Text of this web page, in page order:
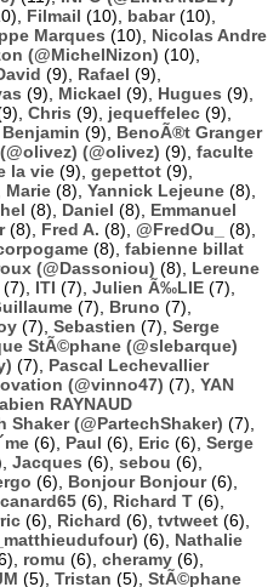
Filmail (10), babar(10),
Marques (10), Nicolas Andre
(@MichelNizon) (10),
(9), Rafael (9),
(9), Mickael (9), Hugues (9),
Chris (9), jequeffelec (9),
Benjamin (9), BenoÃ®t Granger
(@olivez) (@olivez) (9), faculte
la vie (9), gepettot (9),
Marie (8), Yannick Lejeune (8),
(8), Daniel (8), Emmanuel
(8), Fred A. (8), @FredOu_
(8),
(8), fabienne billat
(@Dassoniou) (8), Lereune
(7), ITI (7), Julien Ã‰LIE (7),
(7), Bruno (7),
(7), Sebastien (7), Serge
StÃ©phane (@slebarque)
(7), Pascal Lechevallier
(@vinno47) (7), YAN
RAYNAUD
Shaker (@PartechShaker) (7),
(6), Paul (6), Eric (6), Serge
Jacques (6), sebou (6),
(6), Bonjour Bonjour(6),
canard65 (6), Richard T (6),
(6), Richard (6), tvtweet (6),
(6), Nathalie
romu (6), cheramy (6),
(5), Tristan (5), StÃ©phane